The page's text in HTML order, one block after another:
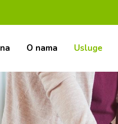
O nama Usluge